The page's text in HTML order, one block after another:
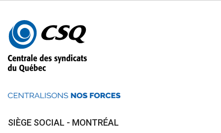
Autres
informations
SIÈGE SOCIAL - MONTRÉAL